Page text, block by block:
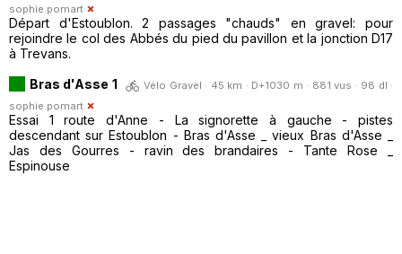
sophie.pomart
Départ d'Estoublon. 2 passages "chauds" en gravel: pour
rejoindre le col des Abbés du pied du pavillon et la jonction D17
à Trevans.
Bras d'Asse 1
Vélo Gravel · 45 km · D+1030 m · 881 vus · 98 dl ·
sophie.pomart
Essai 1 route d'Anne - La signorette à gauche - pistes
descendant sur Estoublon - Bras d'Asse _ vieux Bras d'Asse _
Jas des Gourres - ravin des brandaires - Tante Rose _
Espinouse